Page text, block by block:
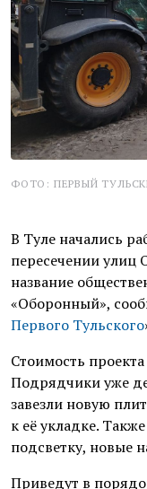
ФОТО: ПЕРВЫЙ
В Туле начались
пересечении улиц
название
«Оборонный»,
Первого Тульского
Стоимость
Подрядчики уже
завезли новую
к её укладке.
подсветку, новые
Приведут в